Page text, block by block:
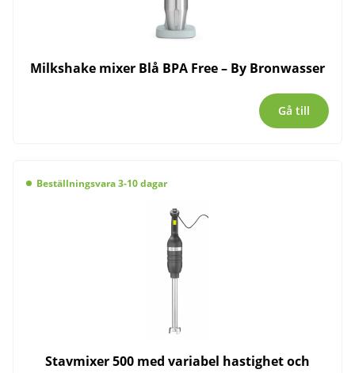
Milkshake mixer Blå BPA Free – By Bronwasser
Gå till
Beställningsvara 3-10 dagar
Stavmixer 500 med variabel hastighet och